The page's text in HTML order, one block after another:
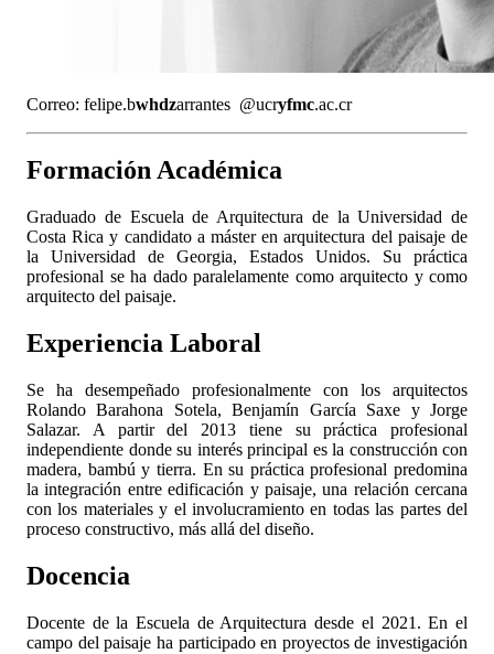
Correo: felipe.bwhdzarrantes @ucryfmc.ac.cr
Formación Académica
Graduado de Escuela de Arquitectura de la Universidad de
Costa Rica y candidato a máster en arquitectura del paisaje de
la Universidad de Georgia, Estados Unidos. Su práctica
profesional se ha dado paralelamente como arquitecto y como
arquitecto del paisaje.
Experiencia Laboral
Se ha desempeñado profesionalmente con los arquitectos
Rolando Barahona Sotela, Benjamín García Saxe y Jorge
Salazar. A partir del 2013 tiene su práctica profesional
independiente donde su interés principal es la construcción con
madera, bambú y tierra. En su práctica profesional predomina
la integración entre edificación y paisaje, una relación cercana
con los materiales y el involucramiento en todas las partes del
proceso constructivo, más allá del diseño.
Docencia
Docente de la Escuela de Arquitectura desde el 2021. En el
campo del paisaje ha participado en proyectos de investigación